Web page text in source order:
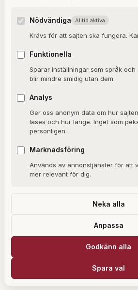
Etiketter
Nooshi Dadgostar
Vänsterpartiet
Maktskifte 2026
Riksdagsvalet 2026
Kvinnolöner
Angelica Karlsson
Nödvändiga Alltid aktiva
Krävs för att sajten ska fungera.
Funktionella
Sparar inställningar som språk och
blir mindre smidig utan dem.
Analys
Ger oss anonym data om hur
läses och hur länge. Inget som
personligen.
Marknadsföring
Används av annonstjänster för att
mer relevant för dig.
Neka alla
Anpassa
Godkänn alla
Spara val